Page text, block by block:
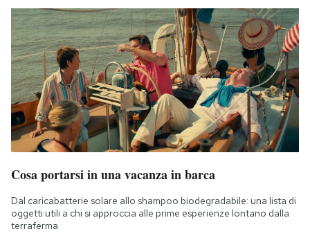
Cosa portarsi in una vacanza in barca
Dal caricabatterie solare allo shampoo biodegradabile: una lista di
oggetti utili a chi si approccia alle prime esperienze lontano dalla
terraferma